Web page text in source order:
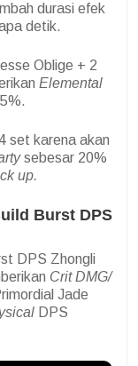
durasi efek
detik.
Oblige + 2
Elemental
set karena akan
sebesar 20%
up.
Burst DPS
DPS Zhongli
Crit DMG/
Jade
DPS